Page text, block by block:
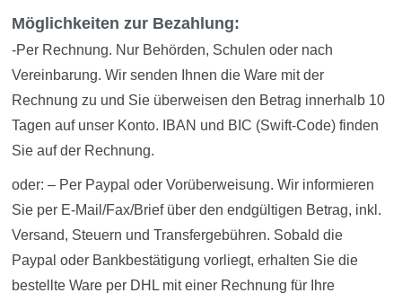
Möglichkeiten zur Bezahlung:
-Per Rechnung. Nur Behörden, Schulen oder nach
Vereinbarung. Wir senden Ihnen die Ware mit der
Rechnung zu und Sie überweisen den Betrag innerhalb 10
Tagen auf unser Konto. IBAN und BIC (Swift-Code) finden
Sie auf der Rechnung.
oder: – Per Paypal oder Vorüberweisung. Wir informieren
Sie per E-Mail/Fax/Brief über den endgültigen Betrag, inkl.
Versand, Steuern und Transfergebühren. Sobald die
Paypal oder Bankbestätigung vorliegt, erhalten Sie die
bestellte Ware per DHL mit einer Rechnung für Ihre